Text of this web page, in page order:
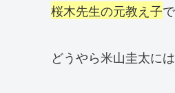
桜木先生の元教え子
どうやら米山圭太には